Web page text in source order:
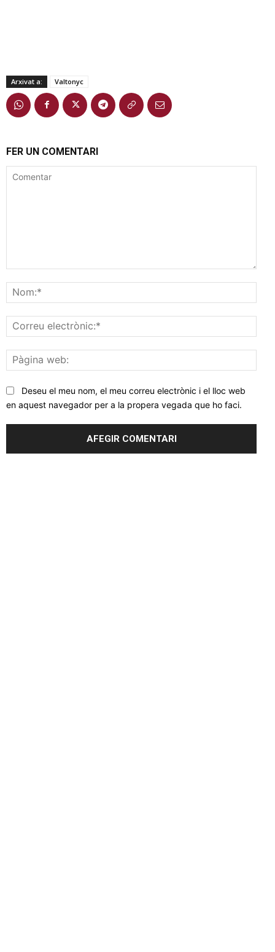
Arxivat a: Valtonyc
FER UN COMENTARI
web:
Deseu el meu nom, el meu correu electrònic i el lloc web
en aquest navegador per a la propera vegada que ho faci.